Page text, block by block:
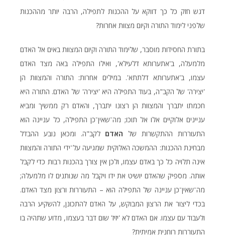
דגש חזק כל כך דווקא על ההכנות לתפילה, הרבה יותר מההכנות
שלפני לימוד התורה וקיום מצוות אחרות?
בתורת החסידות מוסבר, שלימוד התורה וקיום המצוות באים אל האדם
מלמעלה, ב'אתערותא דלעילא', ואילו התפילה באה מצד האדם
עצמו, ב'אתערותא דלתתא'. במילים אחרות: התורה והמצוות הן
'יצירה' של הקב"ה, בעוד התפילה היא 'יצירה' של האדם. התורה היא
חכמתו יתברך והמצוות הן רצונו יתברך, והאדם רק ממשיך ומביא
עניינים אלוקיים אלו אל תוכו; מה־שאין־כן התפילה, כל עניינה הוא
התעוררות ההתקשרות של האדם לקב"ה. ומכאן נובע ההבדל
מבחינת ההכנות: ההמשכה האלוקית שמגיעה על־ידי התורה והמצוות
אינה תלויה כל כך באדם עצמו, ולכן אין צורך בהכנות רבות כדי לקבל
אותה. מספיק שהאדם יושיט את ידו ויקבל מה שנותנים לו מלמעלה;
מה־שאין־כן עניינה של התפילה הוא – התעוררות ורצון מצד האדם.
בכדי ליצור את הרצון המבוקש, על האדם להתכונן, להשקיע הרבה
ולעבוד עם עצמו. אם האדם לא 'יזיז' שום דבר בעצמו, מדוע שתהיה בו
התעוררות רוחנית אמיתית?